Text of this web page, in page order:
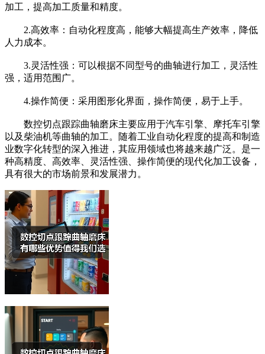
加工，提高加工质量和精度。
2.高效率：自动化程度高，能够大幅提高生产效率，降低
人力成本。
3.灵活性强：可以根据不同型号的曲轴进行加工，灵活性
强，适用范围广。
4.操作简便：采用图形化界面，操作简便，易于上手。
数控切点跟踪曲轴磨床主要应用于汽车引擎、摩托车引擎
以及柴油机等曲轴的加工。随着工业自动化程度的提高和制造
业数字化转型的深入推进，其应用领域也将越来越广泛。是一
种高精度、高效率、灵活性强、操作简便的现代化加工设备，
具有很大的市场前景和发展潜力。